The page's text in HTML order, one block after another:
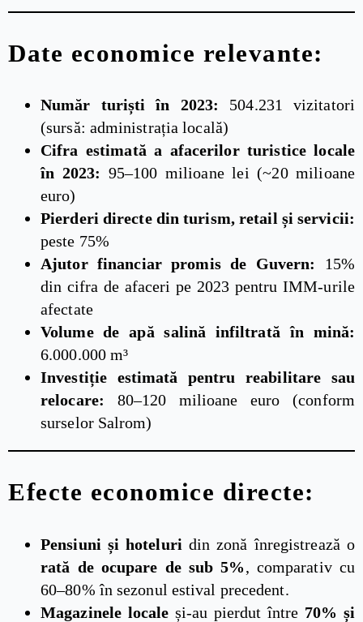
Date economice relevante:
Număr turiști în 2023: 504.231 vizitatori
(sursă: administrația locală)
Cifra estimată a afacerilor turistice locale
în 2023: 95–100 milioane lei (~20 milioane
euro)
Pierderi directe din turism, retail și servicii:
peste 75%
Ajutor financiar promis de Guvern:
15%
din cifra de afaceri pe 2023 pentru IMM-urile
afectate
Volume de apă salină infiltrată în mină:
6.000.000 m³
Investiție estimată pentru reabilitare sau
relocare: 80–120 milioane euro (conform
surselor Salrom)
Efecte economice directe:
Pensiuni și hoteluri din zonă înregistrează o
rată de ocupare de sub 5%, comparativ cu
60–80% în sezonul estival precedent.
Magazinele locale și-au pierdut între 70% și